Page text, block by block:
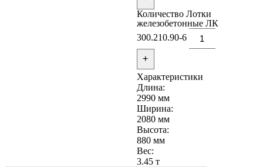
Количество Лотки
железобетонные ЛК
300.210.90-6
+
Характеристики
Длина:
2990 мм
Ширина:
2080 мм
Высота:
880 мм
Вес:
3.45 т